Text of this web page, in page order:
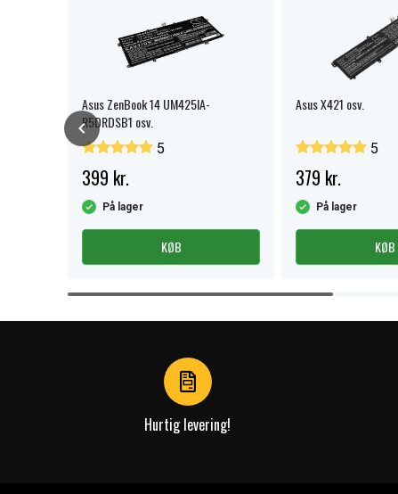
Asus ZenBook 14 UM425IA-
R5DRDSB1 osv.
5
399 kr.
På lager
KØB
Asus X421 osv.
5
379 kr.
På lager
KØB
Item
Hurtig levering!